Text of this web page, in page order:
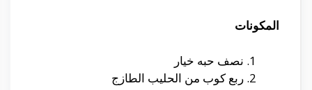
المكونات
نصف حبه خيار
ربع كوب من الحليب الطازج